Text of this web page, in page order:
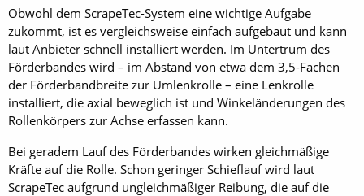
Obwohl dem ScrapeTec-System eine wichtige Aufgabe
zukommt, ist es vergleichsweise einfach aufgebaut und kann
laut Anbieter schnell installiert werden. Im Untertrum des
Förderbandes wird – im Abstand von etwa dem 3,5-Fachen
der Förderbandbreite zur Umlenkrolle – eine Lenkrolle
installiert, die axial beweglich ist und Winkeländerungen des
Rollenkörpers zur Achse erfassen kann.
Bei geradem Lauf des Förderbandes wirken gleichmäßige
Kräfte auf die Rolle. Schon geringer Schieflauf wird laut
ScrapeTec aufgrund ungleichmäßiger Reibung, die auf die